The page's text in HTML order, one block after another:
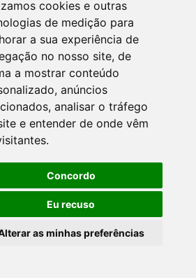
cookies e outras
de medição para
a sua experiência de
no nosso site, de
a mostrar conteúdo
anúncios
analisar o tráfego
e entender de onde vêm
Concordo
Eu recuso
as minhas preferências
do BCB e Cosif-e
Governamentais
República
Reguladoras